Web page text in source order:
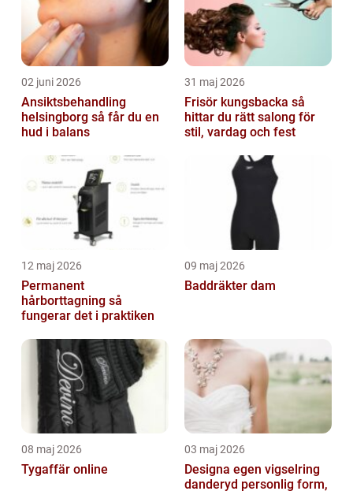
02 juni 2026
Ansiktsbehandling
helsingborg så får du en
hud i balans
31 maj 2026
Frisör kungsbacka så
hittar du rätt salong för
stil, vardag och fest
12 maj 2026
Permanent
hårborttagning så
fungerar det i praktiken
09 maj 2026
Baddräkter dam
08 maj 2026
Tygaffär online
03 maj 2026
Designa egen vigselring
danderyd personlig form,